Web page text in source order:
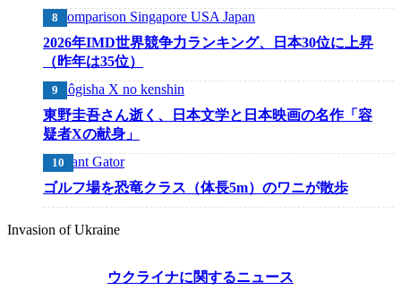
2026年IMD世界競争力ランキング、日本30位に上昇
（昨年は35位）
東野圭吾さん逝く、日本文学と日本映画の名作「容
疑者Xの献身」
ゴルフ場を恐竜クラス（体長5m）のワニが散歩
Invasion of Ukraine
ウクライナに関するニュース